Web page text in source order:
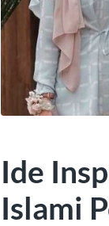
Ide
Islami